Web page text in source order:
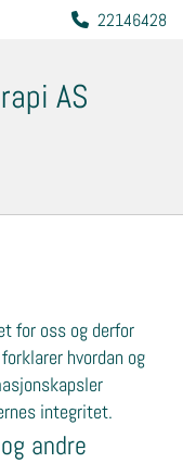
22146428
AS
for oss og derfor
hvordan og
integritet.
andre